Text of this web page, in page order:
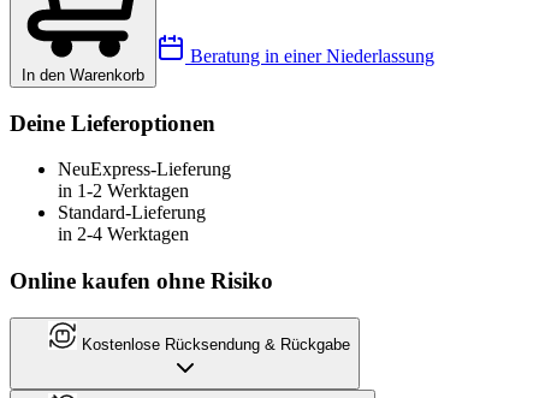
In den Warenkorb
Beratung in einer Niederlassung
Deine Lieferoptionen
NeuExpress-Lieferung
in 1-2 Werktagen
Standard-Lieferung
in 2-4 Werktagen
Online kaufen ohne Risiko
Kostenlose Rücksendung & Rückgabe